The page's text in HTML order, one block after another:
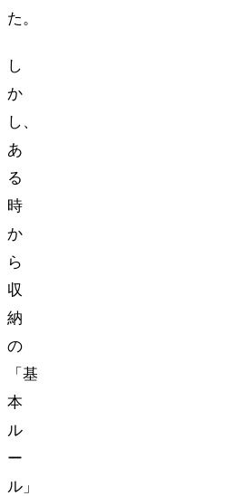
た。
し
か
し、
あ
る
時
か
ら
収
納
の
「基
本
ル
ー
ル」